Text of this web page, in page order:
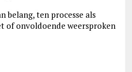
belang, ten processe als
of onvoldoende weersproken